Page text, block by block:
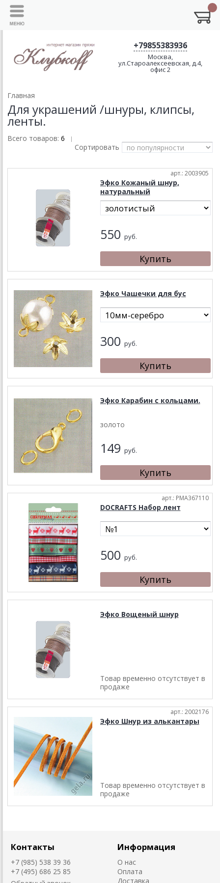
+79855383936
Москва,
ул.Староалексеевская, д.4,
офис 2
Главная
Для украшений /шнуры, клипсы,
ленты.
Всего товаров: 6 |
Сортировать
арт.: 2003905
Эфко Кожаный шнур,
натуральный
550 руб.
Эфко Чашечки для бус
300 руб.
Эфко Карабин с кольцами.
золото
149 руб.
арт.: PMA367110
DOCRAFTS Набор лент
500 руб.
Эфко Вощеный шнур
Товар временно отсутствует в
продаже
арт.: 2002176
Эфко Шнур из алькантары
Товар временно отсутствует в
продаже
Контакты
+7 (985) 538 39 36
+7 (495) 686 25 85
Информация
О нас
Оплата
Доставка